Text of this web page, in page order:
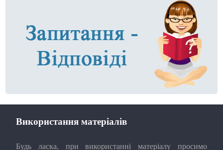
Використання матеріалів
Будь ласка, при використанні матеріалу просимо